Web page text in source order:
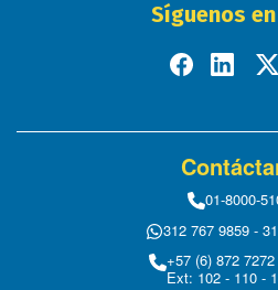
Síguenos
01-8000-
312 767 9859 -
+57 (6) 872
Ext: 102 - 110 -